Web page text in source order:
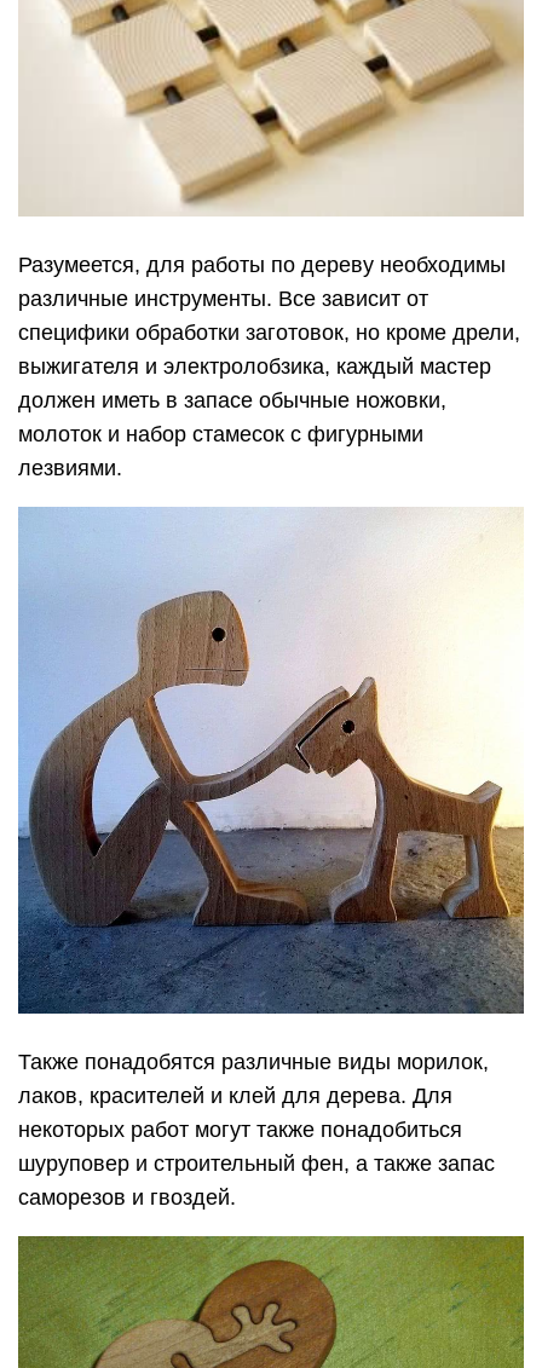
Разумеется, для работы по дереву необходимы
различные инструменты. Все зависит от
специфики обработки заготовок, но кроме дрели,
выжигателя и электролобзика, каждый мастер
должен иметь в запасе обычные ножовки,
молоток и набор стамесок с фигурными
лезвиями.
Также понадобятся различные виды морилок,
лаков, красителей и клей для дерева. Для
некоторых работ могут также понадобиться
шуруповер и строительный фен, а также запас
саморезов и гвоздей.